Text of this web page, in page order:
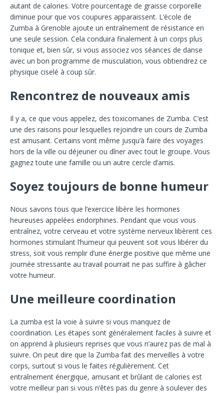
autant de calories. Votre pourcentage de graisse corporelle
diminue pour que vos coupures apparaissent. L’école de
Zumba à Grenoble ajoute un entraînement de résistance en
une seule session. Cela conduira finalement à un corps plus
tonique et, bien sûr, si vous associez vos séances de danse
avec un bon programme de musculation, vous obtiendrez ce
physique ciselé à coup sûr.
Rencontrez de nouveaux amis
Il y a, ce que vous appelez, des toxicomanes de Zumba. C’est
une des raisons pour lesquelles rejoindre un cours de Zumba
est amusant. Certains vont même jusqu’à faire des voyages
hors de la ville ou déjeuner ou dîner avec tout le groupe. Vous
gagnez toute une famille ou un autre cercle d’amis.
Soyez toujours de bonne humeur
Nous savons tous que l’exercice libère les hormones
heureuses appelées endorphines. Pendant que vous vous
entraînez, votre cerveau et votre système nerveux libèrent ces
hormones stimulant l’humeur qui peuvent soit vous libérer du
stress, soit vous remplir d’une énergie positive que même une
journée stressante au travail pourrait ne pas suffire à gâcher
votre humeur.
Une meilleure coordination
La zumba est la voie à suivre si vous manquez de
coordination. Les étapes sont généralement faciles à suivre et
on apprend à plusieurs reprises que vous n’aurez pas de mal à
suivre. On peut dire que la Zumba fait des merveilles à votre
corps, surtout si vous le faites régulièrement. Cet
entraînement énergique, amusant et brûlant de calories est
votre meilleur pari si vous n’êtes pas du genre à soulever des